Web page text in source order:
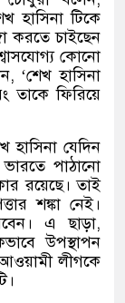
হাসিনা টিকে
করতে চাইছেন
কোনো
, ‘শেখ হাসিনা
তাকে ফিরিয়ে
হাসিনা যেদিন
ভারতে পাঠানো
রয়েছে। তাই
শঙ্কা নেই।
এ ছাড়া,
উপস্থাপন
লীগকে